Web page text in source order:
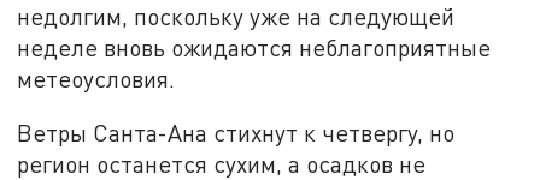
недолгим, поскольку уже на следующей
неделе вновь ожидаются неблагоприятные
метеоусловия.
Ветры Санта-Ана стихнут к четвергу, но
регион останется сухим, а осадков не